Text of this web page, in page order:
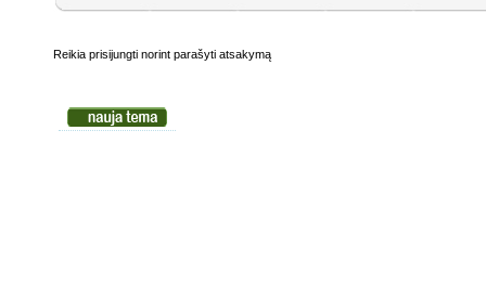
Reikia prisijungti norint parašyti atsakymą